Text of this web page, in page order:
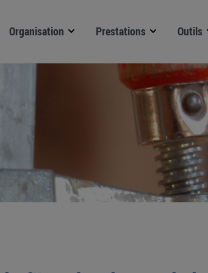
Organisation Prestations Outils